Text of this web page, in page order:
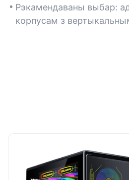
каб паменшыць фізічную
зборкі і абслугоўвання.
патрабуецца частае
абсталявання або
Рэкамендаваны выбар:
корпусам з